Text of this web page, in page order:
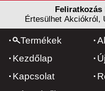
Értesülhet Akciókról,
Termékek
Kezdőlap
Kapcsolat